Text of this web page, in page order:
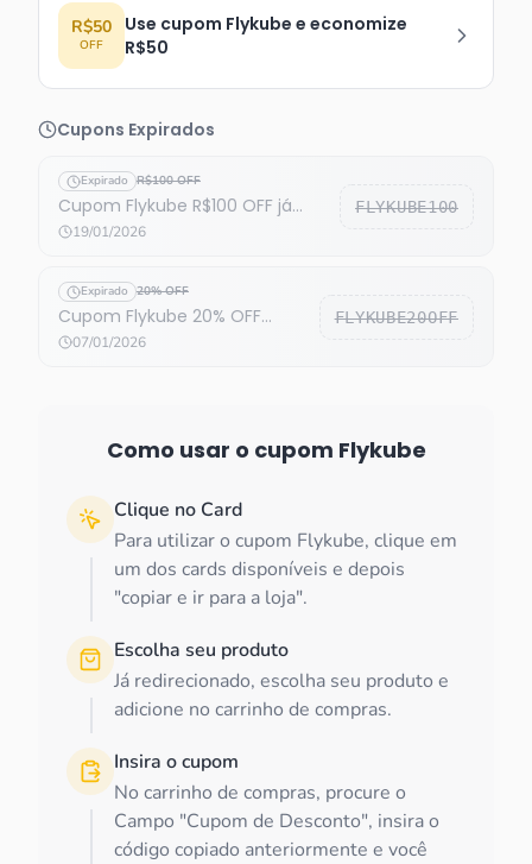
R$50
OFF
Use cupom Flykube e economize
R$50
Cupons Expirados
Expirado R$100 OFF
Cupom Flykube R$100 OFF já
expirou
19/01/2026
FLYKUBE100
Expirado 20% OFF
Cupom Flykube 20% OFF
expirado
07/01/2026
FLYKUBE20OFF
Como usar o cupom Flykube
Clique no Card
Para utilizar o cupom Flykube, clique em
um dos cards disponíveis e depois
"copiar e ir para a loja".
Escolha seu produto
Já redirecionado, escolha seu produto e
adicione no carrinho de compras.
Insira o cupom
No carrinho de compras, procure o
Campo "Cupom de Desconto", insira o
código copiado anteriormente e você